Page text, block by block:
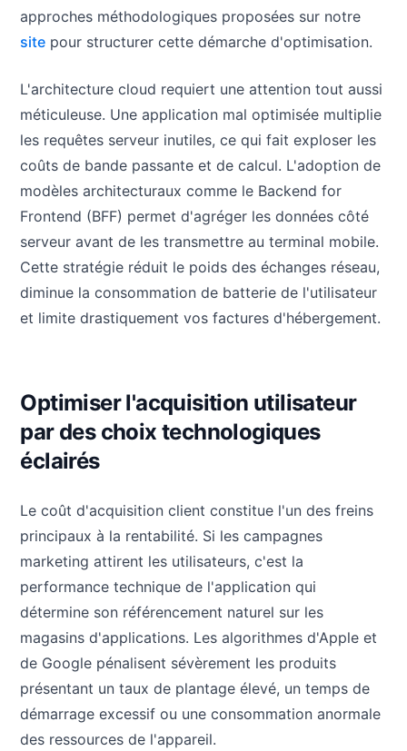
approches méthodologiques proposées sur notre
site pour structurer cette démarche d'optimisation.
L'architecture cloud requiert une attention tout aussi
méticuleuse. Une application mal optimisée multiplie
les requêtes serveur inutiles, ce qui fait exploser les
coûts de bande passante et de calcul. L'adoption de
modèles architecturaux comme le Backend for
Frontend (BFF) permet d'agréger les données côté
serveur avant de les transmettre au terminal mobile.
Cette stratégie réduit le poids des échanges réseau,
diminue la consommation de batterie de l'utilisateur
et limite drastiquement vos factures d'hébergement.
Optimiser l'acquisition utilisateur
par des choix technologiques
éclairés
Le coût d'acquisition client constitue l'un des freins
principaux à la rentabilité. Si les campagnes
marketing attirent les utilisateurs, c'est la
performance technique de l'application qui
détermine son référencement naturel sur les
magasins d'applications. Les algorithmes d'Apple et
de Google pénalisent sévèrement les produits
présentant un taux de plantage élevé, un temps de
démarrage excessif ou une consommation anormale
des ressources de l'appareil.